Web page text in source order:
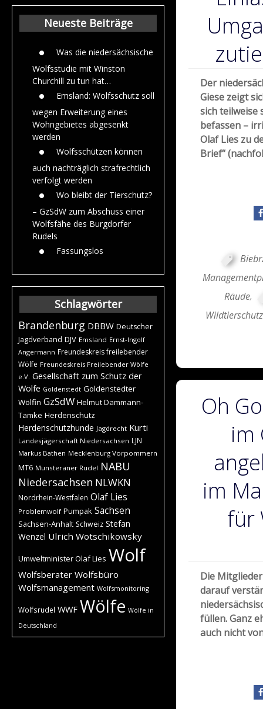
Beiträge aus dem
Jahr 2015
Neueste Beiträge
Was die niedersächsische
Wolfsstudie mit Winston
Churchill zu tun hat…
Emsland: Wolfsschutz soll
wegen Erweiterung eines
Wohngebietes abgesenkt
werden
Wolfsschützen können
auch nachträglich strafrechtlich
verfolgt werden
Wo bleibt der Tierschutz?
– GzSdW zum Abschuss einer
Wolfsfähe des Burgdorfer
Rudels
Fassungslos
Schlagwörter
Brandenburg DBBW Deutscher
Jagdverband DJV Emsland Ernst-Ingolf
Angermann Freundeskreis freilebender
Wölfe Freundeskreis Freilebender Wölfe
e.V. Gesellschaft zum Schutz der
Wölfe Goldenstedt Goldenstedter
Wölfin GzSdW Helmut Dammann-
Tamke Herdenschutz
Herdenschutzhunde Jagdrecht Kurti
Landesjägerschaft Niedersachsen LJN
Markus Bathen Mecklenburg Vorpommern
MT6 Munsteraner Rudel NABU
Niedersachsen NLWKN
Nordrhein-Westfalen Olaf Lies
Problemwolf Pumpak Sachsen
Sachsen-Anhalt Schweiz Stefan
Wenzel Ulrich Wotschikowsky
Umweltminister Olaf Lies Wolf
Wolfsberater Wolfsbüro
Wolfsmanagement Wolfsmonitoring
Wolfsrudel WWF Wölfe Wölfe in
Deutschland
Der
Giese zeigt
sich teilweise
befassen –
Olaf Lies zu
Brief“
Räude,
Oh
im
im
für
Die
darauf
füllen. Ganz
auch nicht